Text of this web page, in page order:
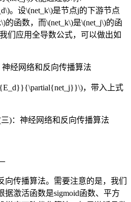
。设\(net_k\)是节点j的下游节点
的函数，而\(net_k\)是\(net_j\)的函
们应用全导数公式，可以做出如
，带入上式
向传播算法。需要注意的是，我们
据激活函数是sigmoid函数、平方